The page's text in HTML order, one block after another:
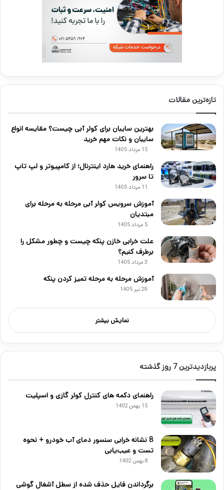
تازه‌ترین مقالات
بهترین سایبان برای کولر آبی چیست؟ مقایسه انواع
سایبان و نکات مهم خرید
15 مرداد 1405
راهنمای خرید هارد اینترنال؛ از کامپیوتر و لپ تاپ
تا سرور
11 مرداد 1405
آموزش سرویس کولر آبی مرحله به مرحله برای
مبتدیان
5 مرداد 1405
علت خرابی خازن پنکه چیست و چطور مشکل را
برطرف کنیم؟
3 مرداد 1405
آموزش مرحله به مرحله تمیز کردن پنکه
29 تیر 1405
نمایش بیشتر
پربازدیدترین 7 روز گذشته
راهنمای دکمه های کنترل کولر گازی و اسپلیت
15 بهمن 1402
8 نشانه خرابی سنسور دمای آب خودرو + نحوه
تست و عیب‌یابی
8 بهمن 1402
برگرداندن فایل حذف شده از سطل آشغال گوشی